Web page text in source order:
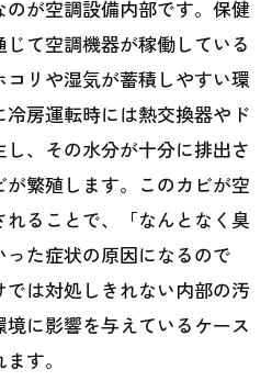
が空調設備内部です。保健
て空調機器が稼働している
リや湿気が蓄積しやすい環
房運転時には熱交換器やド
、その水分が十分に排出さ
繁殖します。このカビが空
ることで、「なんとなく臭
た症状の原因になるので
は対処しきれない内部の汚
に影響を与えているケース
す。